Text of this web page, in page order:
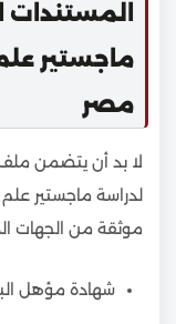
ماجستير
مصر
لا بد أن يتضمن ملف
لدراسة ماجستير علم
موثقة من الجهات
شهادة مؤهل